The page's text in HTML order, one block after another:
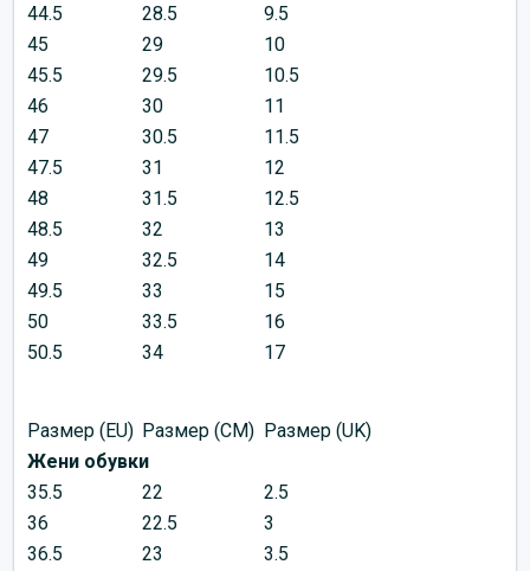
44.5
28.5
9.5
45
29
10
45.5
29.5
10.5
46
30
11
47
30.5
11.5
47.5
31
12
48
31.5
12.5
48.5
32
13
49
32.5
14
49.5
33
15
50
33.5
16
50.5
34 17
Размер (EU) Размер (CM) Размер (UK)
Жени обувки
35.5
22
2.5
36
22.5
3
36.5
23
3.5